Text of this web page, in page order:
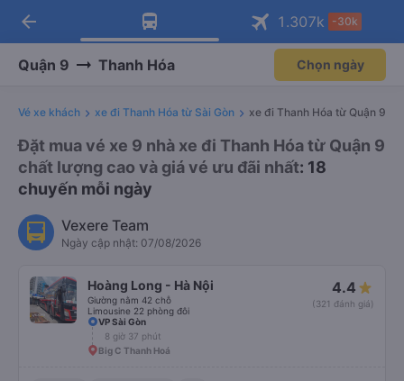
Tải app Vexere ngay!
Nhận ưu đãi thành viên độc
Mở app
Tải app Vexere
-30k/ghế khi đặt vé máy bay qua
Mở app
arrow_back 1.307k -30k
Quận 9 Thanh Hóa Chọn ngày
Vé xe khách xe đi Thanh Hóa từ Sài Gòn xe đi Thanh Hóa từ Quận 9
Đặt mua vé xe 9 nhà xe đi Thanh Hóa từ Quận 9
chất lượng cao và giá vé ưu đãi nhất: 18
chuyến mỗi ngày
Vexere Team
Ngày cập nhật: 07/08/2026
Hoàng Long - Hà Nội
Giường nằm 42 chỗ
Limousine 22 phòng đôi
4.4
(321 đánh giá)
VP Sài Gòn
8 giờ 37 phút
Big C Thanh Hoá